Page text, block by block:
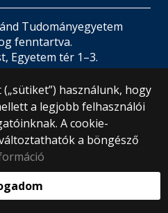
használunk, hogy
a legjobb felhasználói
A cookie-
a böngésző
Tudományegyetem
fenntartva.
Egyetem tér 1–3.
+36 1 411 6500